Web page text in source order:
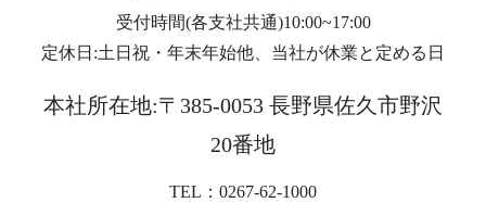
受付時間(各支社共通)10:00~17:00
定休日:土日祝・年末年始他、当社が休業と定める日
本社所在地:〒385-0053 長野県佐久市野沢
20番地
TEL：0267-62-1000